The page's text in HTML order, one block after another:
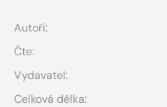
Autoři:
Čte:
Vydavatel:
Celková délka: